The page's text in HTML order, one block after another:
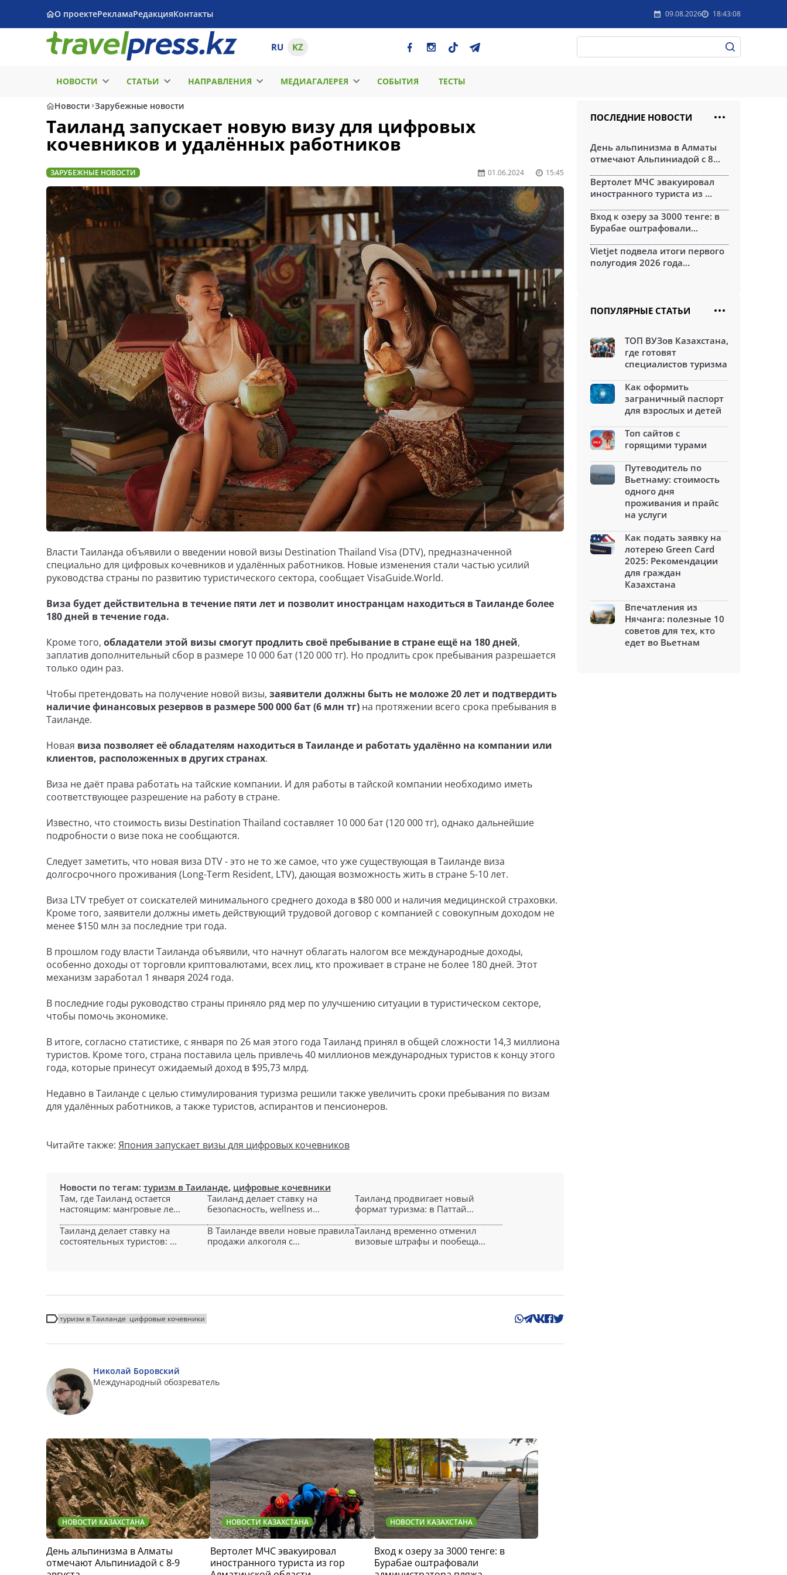
О проектеРекламаРедакцияКонтакты 09.08.2026 18:43:08
RU KZ
НОВОСТИ СТАТЬИ НАПРАВЛЕНИЯ МЕДИАГАЛЕРЕЯ СОБЫТИЯ ТЕСТЫ
Новости Зарубежные новости
Таиланд запускает новую визу для цифровых
кочевников и удалённых работников
ЗАРУБЕЖНЫЕ НОВОСТИ 01.06.2024 15:45
Власти Таиланда объявили о введении новой визы Destination Thailand Visa (DTV), предназначенной
специально для цифровых кочевников и удалённых работников. Новые изменения стали частью усилий
руководства страны по развитию туристического сектора, сообщает VisaGuide.World.
Виза будет действительна в течение пяти лет и позволит иностранцам находиться в Таиланде более
180 дней в течение года.
Кроме того, обладатели этой визы смогут продлить своё пребывание в стране ещё на 180 дней,
заплатив дополнительный сбор в размере 10 000 бат (120 000 тг). Но продлить срок пребывания разрешается
только один раз.
Чтобы претендовать на получение новой визы, заявители должны быть не моложе 20 лет и подтвердить
наличие финансовых резервов в размере 500 000 бат (6 млн тг) на протяжении всего срока пребывания в
Таиланде.
Новая виза позволяет её обладателям находиться в Таиланде и работать удалённо на компании или
клиентов, расположенных в других странах.
Виза не даёт права работать на тайские компании. И для работы в тайской компании необходимо иметь
соответствующее разрешение на работу в стране.
Известно, что стоимость визы Destination Thailand составляет 10 000 бат (120 000 тг), однако дальнейшие
подробности о визе пока не сообщаются.
Следует заметить, что новая виза DTV - это не то же самое, что уже существующая в Таиланде виза
долгосрочного проживания (Long-Term Resident, LTV), дающая возможность жить в стране 5-10 лет.
Виза LTV требует от соискателей минимального среднего дохода в $80 000 и наличия медицинской страховки.
Кроме того, заявители должны иметь действующий трудовой договор с компанией с совокупным доходом не
менее $150 млн за последние три года.
В прошлом году власти Таиланда объявили, что начнут облагать налогом все международные доходы,
особенно доходы от торговли криптовалютами, всех лиц, кто проживает в стране не более 180 дней. Этот
механизм заработал 1 января 2024 года.
В последние годы руководство страны приняло ряд мер по улучшению ситуации в туристическом секторе,
чтобы помочь экономике.
В итоге, согласно статистике, с января по 26 мая этого года Таиланд принял в общей сложности 14,3 миллиона
туристов. Кроме того, страна поставила цель привлечь 40 миллионов международных туристов к концу этого
года, которые принесут ожидаемый доход в $95,73 млрд.
Недавно в Таиланде с целью стимулирования туризма решили также увеличить сроки пребывания по визам
для удалённых работников, а также туристов, аспирантов и пенсионеров.
Читайте также: Япония запускает визы для цифровых кочевников
Новости по тегам: туризм в Таиланде, цифровые кочевники
Там, где Таиланд остается
настоящим: мангровые ле...
Таиланд делает ставку на
безопасность, wellness и...
Таиланд продвигает новый
формат туризма: в Паттай...
Таиланд делает ставку на
состоятельных туристов: ...
В Таиланде ввели новые правила
продажи алкоголя с...
Таиланд временно отменил
визовые штрафы и пообеща...
туризм в Таиланде цифровые кочевники
Николай Боровский
Международный обозреватель
НОВОСТИ КАЗАХСТАНА
День альпинизма в Алматы
отмечают Альпиниадой с 8-9
НОВОСТИ КАЗАХСТАНА
Вертолет МЧС эвакуировал
иностранного туриста из гор
НОВОСТИ КАЗАХСТАНА
Вход к озеру за 3000 тенге: в
Бурабае оштрафовали
ПОСЛЕДНИЕ НОВОСТИ
День альпинизма в Алматы
отмечают Альпиниадой с 8...
Вертолет МЧС эвакуировал
иностранного туриста из ...
Вход к озеру за 3000 тенге: в
Бурабае оштрафовали...
Vietjet подвела итоги первого
полугодия 2026 года...
ПОПУЛЯРНЫЕ СТАТЬИ
ТОП ВУЗов Казахстана,
где готовят
специалистов туризма
Как оформить
заграничный паспорт
для взрослых и детей
Топ сайтов с
горящими турами
Путеводитель по
Вьетнаму: стоимость
одного дня
проживания и прайс
на услуги
Как подать заявку на
лотерею Green Card
2025: Рекомендации
для граждан
Казахстана
Впечатления из
Нячанга: полезные 10
советов для тех, кто
едет во Вьетнам